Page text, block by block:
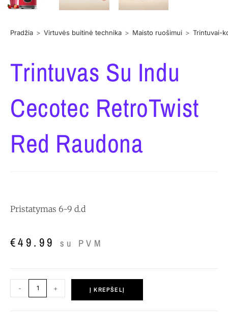
Pradžia > Virtuvės buitinė technika > Maisto ruošimui > Trintuvai-
Trintuvas Su Indu
Cecotec RetroTwist
Red Raudona
Pristatymas 6-9 d.d
€49.99 su PVM
- + Į KREPŠELĮ